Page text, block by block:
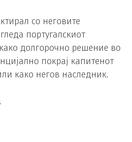
со неговите
португалскиот
долгорочно решение во
покрај капитенот
како негов наследник.